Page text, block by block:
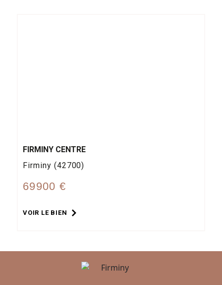
FIRMINY CENTRE
Firminy (42700)
69900 €
VOIR LE BIEN